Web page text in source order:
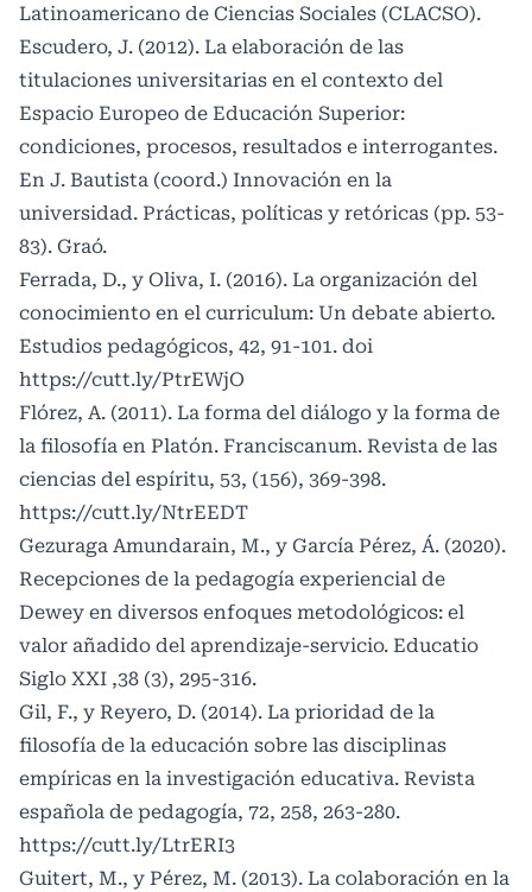
Latinoamericano de Ciencias Sociales (CLACSO).
Escudero, J. (2012). La elaboración de las
titulaciones universitarias en el contexto del
Espacio Europeo de Educación Superior:
condiciones, procesos, resultados e interrogantes.
En J. Bautista (coord.) Innovación en la
universidad. Prácticas, políticas y retóricas (pp. 53-
83). Graó.
Ferrada, D., y Oliva, I. (2016). La organización del
conocimiento en el curriculum: Un debate abierto.
Estudios pedagógicos, 42, 91-101. doi
https://cutt.ly/PtrEWjO
Flórez, A. (2011). La forma del diálogo y la forma de
la filosofía en Platón. Franciscanum. Revista de las
ciencias del espíritu, 53, (156), 369-398.
https://cutt.ly/NtrEEDT
Gezuraga Amundarain, M., y García Pérez, Á. (2020).
Recepciones de la pedagogía experiencial de
Dewey en diversos enfoques metodológicos: el
valor añadido del aprendizaje-servicio. Educatio
Siglo XXI ,38 (3), 295-316.
Gil, F., y Reyero, D. (2014). La prioridad de la
filosofía de la educación sobre las disciplinas
empíricas en la investigación educativa. Revista
española de pedagogía, 72, 258, 263-280.
https://cutt.ly/LtrERI3
Guitert, M., y Pérez, M. (2013). La colaboración en la